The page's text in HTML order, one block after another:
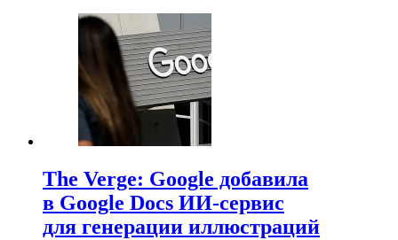
The Verge: Google добавила
в Google Docs ИИ-сервис
для генерации иллюстраций